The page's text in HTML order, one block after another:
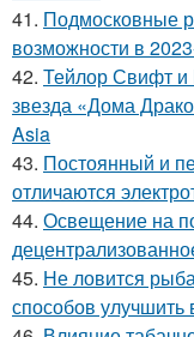
41. Подмосковные
возможности в
42. Тейлор Свифт
звезда «Дома
Asia
43. Постоянный и
отличаются
44. Освещение на
45. Не ловится
способов